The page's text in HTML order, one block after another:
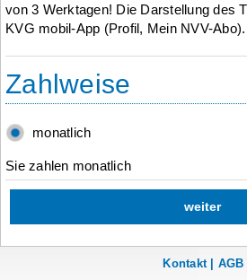
von 3 Werktagen! Die Darstellung des
KVG mobil-App (Profil, Mein NVV-Abo).
Zahlweise
monatlich
Sie zahlen monatlich
AGB
Kontakt |